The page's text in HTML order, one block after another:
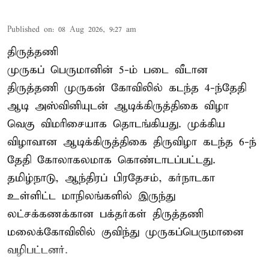
Published on: 08 Aug 2026, 9:27 am
திருத்தணி
முருகப் பெருமானின் 5-ம் படை வீடான
திருத்தணி முருகன் கோவிலில் கடந்த 4-ந்தேதி
ஆடி அஸ்வினியுடன் ஆடிக்கிருத்திகை விழா
வெகு விமரிசையாக தொடங்கியது. முக்கிய
விழாவான ஆடிக்கிருத்திகை திருவிழா கடந்த 6-ந்
தேதி கோலாகலமாக கொண்டாடப்பட்டது.
தமிழ்நாடு, ஆந்திரப் பிரதேசம், கர்நாடகா
உள்ளிட்ட மாநிலங்களில் இருந்து
லட்சக்கணக்கான பக்தர்கள் திருத்தணி
மலைக்கோவிலில் குவிந்து முருகப்பெருமானை
வழிபட்டனர்.